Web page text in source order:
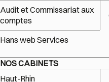
Audit et Commissariat aux
comptes
Hans web Services
NOS CABINETS
Haut-Rhin